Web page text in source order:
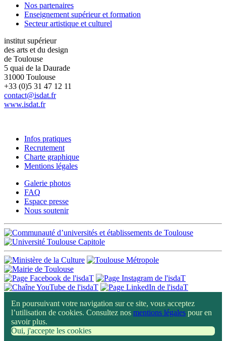
Nos partenaires
Enseignement supérieur et formation
Secteur artistique et culturel
institut supérieur
des arts et du design
de Toulouse
5 quai de la Daurade
31000 Toulouse
+33 (0)5 31 47 12 11
contact@isdat.fr
www.isdat.fr
Infos pratiques
Recrutement
Charte graphique
Mentions légales
Galerie photos
FAQ
Espace presse
Nous soutenir
En poursuivant votre navigation sur ce site, vous acceptez
l’utilisation de cookies. Consultez nos mentions légales pour en
savoir plus.
Oui, j'accepte les cookies